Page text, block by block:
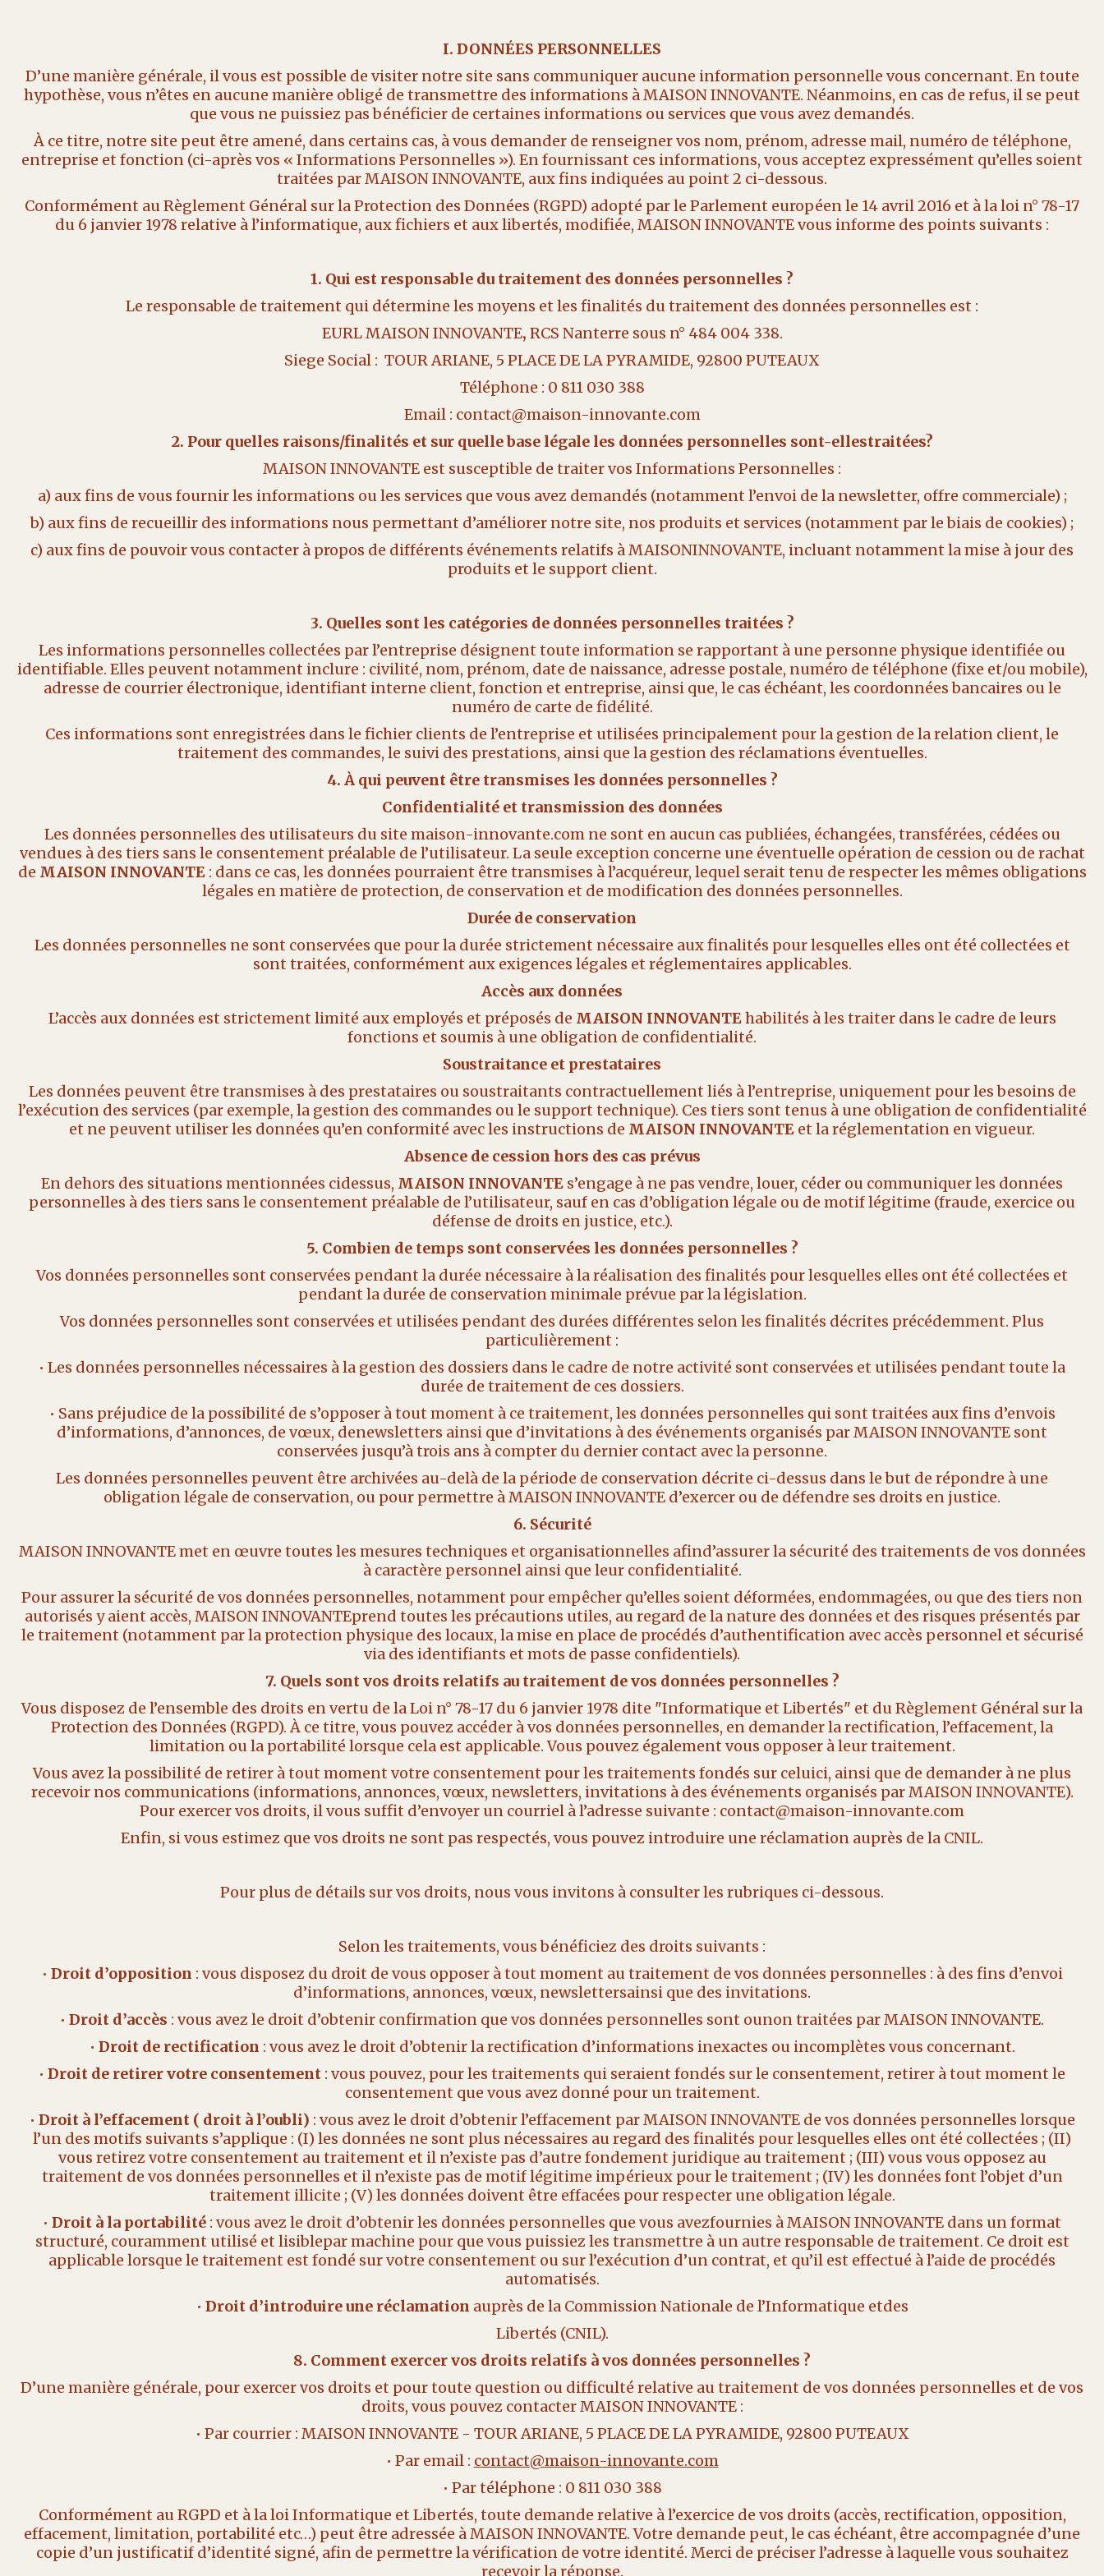
I. DONNÉES PERSONNELLES
D’une manière générale, il vous est possible de visiter notre site sans communiquer aucune information personnelle vous concernant. En toute
hypothèse, vous n’êtes en aucune manière obligé de transmettre des informations à MAISON INNOVANTE. Néanmoins, en cas de refus, il se peut
que vous ne puissiez pas bénéficier de certaines informations ou services que vous avez demandés.
À ce titre, notre site peut être amené, dans certains cas, à vous demander de renseigner vos nom, prénom, adresse mail, numéro de téléphone,
entreprise et fonction (ci-après vos « Informations Personnelles »). En fournissant ces informations, vous acceptez expressément qu’elles soient
traitées par MAISON INNOVANTE, aux fins indiquées au point 2 ci-dessous.
Conformément au Règlement Général sur la Protection des Données (RGPD) adopté par le Parlement européen le 14 avril 2016 et à la loi n° 78-17
du 6 janvier 1978 relative à l’informatique, aux fichiers et aux libertés, modifiée, MAISON INNOVANTE vous informe des points suivants :
1. Qui est responsable du traitement des données personnelles ?
Le responsable de traitement qui détermine les moyens et les finalités du traitement des données personnelles est :
EURL MAISON INNOVANTE, RCS Nanterre sous n° 484 004 338.
Siege Social : TOUR ARIANE, 5 PLACE DE LA PYRAMIDE, 92800 PUTEAUX
Téléphone : 0 811 030 388
Email : contact@maison-innovante.com
2. Pour quelles raisons/finalités et sur quelle base légale les données personnelles sont-ellestraitées?
MAISON INNOVANTE est susceptible de traiter vos Informations Personnelles :
a) aux fins de vous fournir les informations ou les services que vous avez demandés (notamment l’envoi de la newsletter, offre commerciale) ;
b) aux fins de recueillir des informations nous permettant d’améliorer notre site, nos produits et services (notamment par le biais de cookies) ;
c) aux fins de pouvoir vous contacter à propos de différents événements relatifs à MAISONINNOVANTE, incluant notamment la mise à jour des
produits et le support client.
3. Quelles sont les catégories de données personnelles traitées ?
Les informations personnelles collectées par l’entreprise désignent toute information se rapportant à une personne physique identifiée ou
identifiable. Elles peuvent notamment inclure : civilité, nom, prénom, date de naissance, adresse postale, numéro de téléphone (fixe et/ou mobile),
adresse de courrier électronique, identifiant interne client, fonction et entreprise, ainsi que, le cas échéant, les coordonnées bancaires ou le
numéro de carte de fidélité.
Ces informations sont enregistrées dans le fichier clients de l’entreprise et utilisées principalement pour la gestion de la relation client, le
traitement des commandes, le suivi des prestations, ainsi que la gestion des réclamations éventuelles.
4. À qui peuvent être transmises les données personnelles ?
Confidentialité et transmission des données
Les données personnelles des utilisateurs du site maison-innovante.com ne sont en aucun cas publiées, échangées, transférées, cédées ou
vendues à des tiers sans le consentement préalable de l’utilisateur. La seule exception concerne une éventuelle opération de cession ou de rachat
de MAISON INNOVANTE : dans ce cas, les données pourraient être transmises à l’acquéreur, lequel serait tenu de respecter les mêmes obligations
légales en matière de protection, de conservation et de modification des données personnelles.
Durée de conservation
Les données personnelles ne sont conservées que pour la durée strictement nécessaire aux finalités pour lesquelles elles ont été collectées et
sont traitées, conformément aux exigences légales et réglementaires applicables.
Accès aux données
L’accès aux données est strictement limité aux employés et préposés de MAISON INNOVANTEhabilités à les traiter dans le cadre de leurs
fonctions et soumis à une obligation de confidentialité.
Soustraitance et prestataires
Les données peuvent être transmises à des prestataires ou soustraitants contractuellement liés à l’entreprise, uniquement pour les besoins de
l’exécution des services (par exemple, la gestion des commandes ou le support technique). Ces tiers sont tenus à une obligation de confidentialité
et ne peuvent utiliser les données qu’en conformité avec les instructions de MAISON INNOVANTE et la réglementation en vigueur.
Absence de cession hors des cas prévus
En dehors des situations mentionnées cidessus, MAISON INNOVANTE s’engage à ne pas vendre, louer, céder ou communiquer les données
personnelles à des tiers sans le consentement préalable de l’utilisateur, sauf en cas d’obligation légale ou de motif légitime (fraude, exercice ou
défense de droits en justice, etc.).
5. Combien de temps sont conservées les données personnelles ?
Vos données personnelles sont conservées pendant la durée nécessaire à la réalisation des finalités pour lesquelles elles ont été collectées et
pendant la durée de conservation minimale prévue par la législation.
Vos données personnelles sont conservées et utilisées pendant des durées différentes selon les finalités décrites précédemment. Plus
particulièrement :
• Les données personnelles nécessaires à la gestion des dossiers dans le cadre de notre activité sont conservées et utilisées pendant toute la
durée de traitement de ces dossiers.
• Sans préjudice de la possibilité de s’opposer à tout moment à ce traitement, les données personnelles qui sont traitées aux fins d’envois
d’informations, d’annonces, de vœux, denewsletters ainsi que d’invitations à des événements organisés par MAISON INNOVANTE sont
conservées jusqu’à trois ans à compter du dernier contact avec la personne.
Les données personnelles peuvent être archivées au-delà de la période de conservation décrite ci-dessus dans le but de répondre à une
obligation légale de conservation, ou pour permettre à MAISON INNOVANTE d’exercer ou de défendre ses droits en justice.
6. Sécurité
MAISON INNOVANTE met en œuvre toutes les mesures techniques et organisationnelles afind’assurer la sécurité des traitements de vos données
à caractère personnel ainsi que leur confidentialité.
Pour assurer la sécurité de vos données personnelles, notamment pour empêcher qu’elles soient déformées, endommagées, ou que des tiers non
autorisés y aient accès, MAISON INNOVANTEprend toutes les précautions utiles, au regard de la nature des données et des risques présentés par
le traitement (notamment par la protection physique des locaux, la mise en place de procédés d’authentification avec accès personnel et sécurisé
via des identifiants et mots de passe confidentiels).
7. Quels sont vos droits relatifs au traitement de vos données personnelles ?
Vous disposez de l’ensemble des droits en vertu de la Loi n° 78-17 du 6 janvier 1978 dite "Informatique et Libertés" et du Règlement Général sur la
Protection des Données (RGPD). À ce titre, vous pouvez accéder à vos données personnelles, en demander la rectification, l’effacement, la
limitation ou la portabilité lorsque cela est applicable. Vous pouvez également vous opposer à leur traitement.
Vous avez la possibilité de retirer à tout moment votre consentement pour les traitements fondés sur celuici, ainsi que de demander à ne plus
recevoir nos communications (informations, annonces, vœux, newsletters, invitations à des événements organisés par MAISON INNOVANTE).
Pour exercer vos droits, il vous suffit d’envoyer un courriel à l’adresse suivante : contact@maison-innovante.com
Enfin, si vous estimez que vos droits ne sont pas respectés, vous pouvez introduire une réclamation auprès de la CNIL.
Pour plus de détails sur vos droits, nous vous invitons à consulter les rubriques ci-dessous.
Selon les traitements, vous bénéficiez des droits suivants :
• Droit d’opposition : vous disposez du droit de vous opposer à tout moment au traitement de vos données personnelles : à des fins d’envoi
d’informations, annonces, vœux, newslettersainsi que des invitations.
• Droit d’accès : vous avez le droit d’obtenir confirmation que vos données personnelles sont ounon traitées par MAISON INNOVANTE.
• Droit de rectification : vous avez le droit d’obtenir la rectification d’informations inexactes ou incomplètes vous concernant.
• Droit de retirer votre consentement : vous pouvez, pour les traitements qui seraient fondés sur le consentement, retirer à tout moment le
consentement que vous avez donné pour un traitement.
• Droit à l’effacement ( droit à l’oubli) : vous avez le droit d’obtenir l’effacement par MAISON INNOVANTE de vos données personnelles lorsque
l’un des motifs suivants s’applique : (I) les données ne sont plus nécessaires au regard des finalités pour lesquelles elles ont été collectées ; (II)
vous retirez votre consentement au traitement et il n’existe pas d’autre fondement juridique au traitement ; (III) vous vous opposez au
traitement de vos données personnelles et il n’existe pas de motif légitime impérieux pour le traitement ; (IV) les données font l’objet d’un
traitement illicite ; (V) les données doivent être effacées pour respecter une obligation légale.
• Droit à la portabilité : vous avez le droit d’obtenir les données personnelles que vous avezfournies à MAISON INNOVANTE dans un format
structuré, couramment utilisé et lisiblepar machine pour que vous puissiez les transmettre à un autre responsable de traitement. Ce droit est
applicable lorsque le traitement est fondé sur votre consentement ou sur l’exécution d’un contrat, et qu’il est effectué à l’aide de procédés
automatisés.
• Droit d’introduire une réclamation auprès de la Commission Nationale de l’Informatique etdes
Libertés (CNIL).
8. Comment exercer vos droits relatifs à vos données personnelles ?
D’une manière générale, pour exercer vos droits et pour toute question ou difficulté relative au traitement de vos données personnelles et de vos
droits, vous pouvez contacter MAISON INNOVANTE :
• Par courrier : MAISON INNOVANTE - TOUR ARIANE, 5 PLACE DE LA PYRAMIDE, 92800 PUTEAUX
• Par email : contact@maison-innovante.com
• Par téléphone : 0 811 030 388
Conformément au RGPD et à la loi Informatique et Libertés, toute demande relative à l’exercice de vos droits (accès, rectification, opposition,
effacement, limitation, portabilité etc…) peut être adressée à MAISON INNOVANTE. Votre demande peut, le cas échéant, être accompagnée d’une
copie d’un justificatif d’identité signé, afin de permettre la vérification de votre identité. Merci de préciser l’adresse à laquelle vous souhaitez
recevoir la réponse.